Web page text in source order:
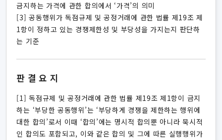
금지하는 가격에 관한 합의에서 ‘가격’의 의미
[3] 공동행위가 독점규제 및 공정거래에 관한 법률 제19조 제
1항이 정하고 있는 경쟁제한성 및 부당성을 가지는지 판단하
는 기준
판결요지
[1] 독점규제 및 공정거래에 관한 법률 제19조 제1항이 금지
하는 ‘부당한 공동행위’는 ‘부당하게 경쟁을 제한하는 행위에
대한 합의’로서 이때 ‘합의’에는 명시적 합의뿐 아니라 묵시적
인 합의도 포함되고, 이와 같은 합의 및 그에 따른 실행행위가